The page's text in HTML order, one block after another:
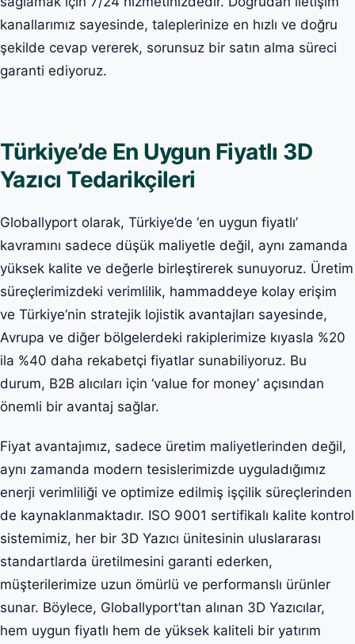
kanallarımız sayesinde, taleplerinize en hızlı ve doğru
şekilde cevap vererek, sorunsuz bir satın alma süreci
garanti ediyoruz.
Türkiye’de En Uygun Fiyatlı 3D
Yazıcı Tedarikçileri
Globallyport olarak, Türkiye’de ‘en uygun fiyatlı’
kavramını sadece düşük maliyetle değil, aynı zamanda
yüksek kalite ve değerle birleştirerek sunuyoruz. Üretim
süreçlerimizdeki verimlilik, hammaddeye kolay erişim
ve Türkiye’nin stratejik lojistik avantajları sayesinde,
Avrupa ve diğer bölgelerdeki rakiplerimize kıyasla %20
ila %40 daha rekabetçi fiyatlar sunabiliyoruz. Bu
durum, B2B alıcıları için ‘value for money’ açısından
önemli bir avantaj sağlar.
Fiyat avantajımız, sadece üretim maliyetlerinden değil,
aynı zamanda modern tesislerimizde uyguladığımız
enerji verimliliği ve optimize edilmiş işçilik süreçlerinden
de kaynaklanmaktadır. ISO 9001 sertifikalı kalite kontrol
sistemimiz, her bir 3D Yazıcı ünitesinin uluslararası
standartlarda üretilmesini garanti ederken,
müşterilerimize uzun ömürlü ve performanslı ürünler
sunar. Böylece, Globallyport’tan alınan 3D Yazıcılar,
hem uygun fiyatlı hem de yüksek kaliteli bir yatırım